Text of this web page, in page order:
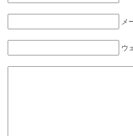
メ
ウ